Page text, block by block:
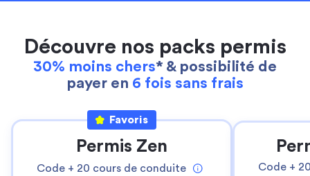
Découvre nos packs permis
30% moins chers* & possibilité de
payer en 6 fois sans frais
Favoris
Permis Zen
Code + 20 cours de conduite
Code +